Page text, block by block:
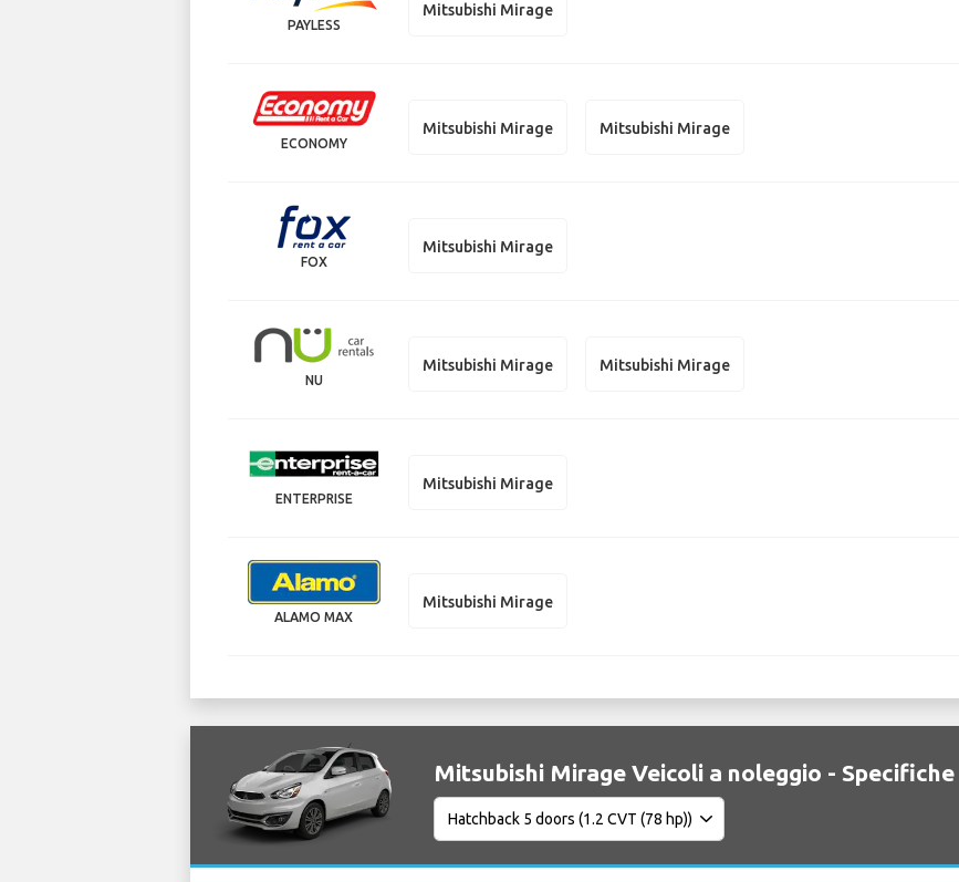
PAYLESS
Mitsubishi Mirage
ECONOMY
Mitsubishi Mirage Mitsubishi Mirage
FOX
Mitsubishi Mirage
NU
Mitsubishi Mirage Mitsubishi Mirage
ENTERPRISE
Mitsubishi Mirage
ALAMO MAX
Mitsubishi Mirage
Mitsubishi Mirage Veicoli a noleggio - Specifiche